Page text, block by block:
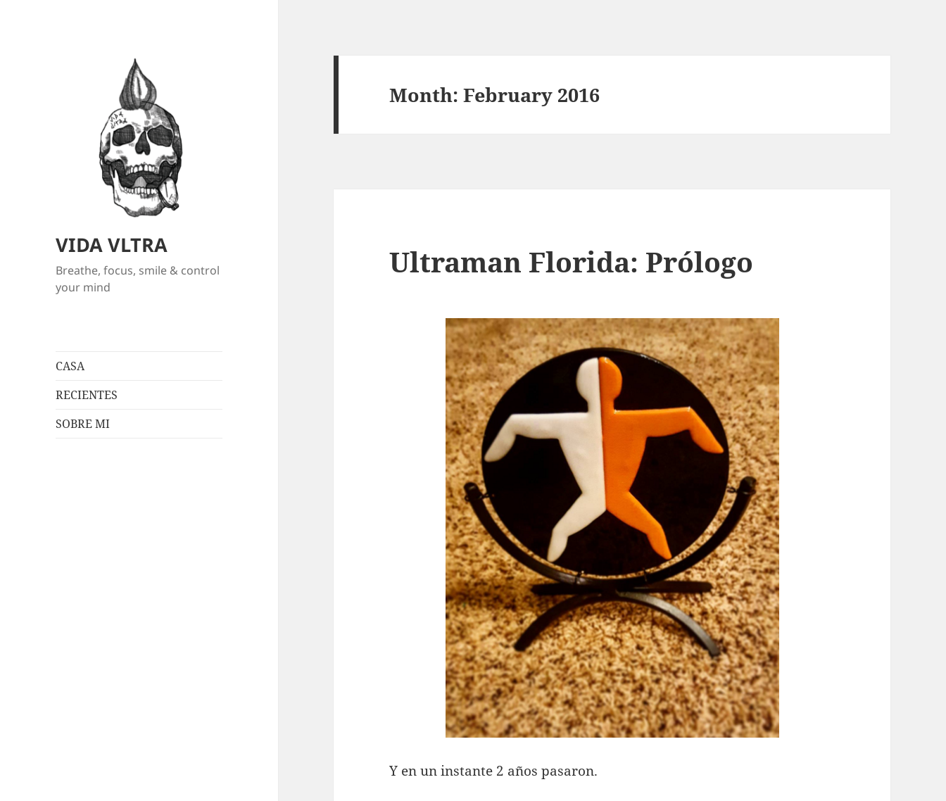
VIDA VLTRA
Breathe, focus, smile & control
your mind
CASA
RECIENTES
SOBRE MI
Month:February 2016
Ultraman Florida: Prólogo
Y en un instante 2 años pasaron.